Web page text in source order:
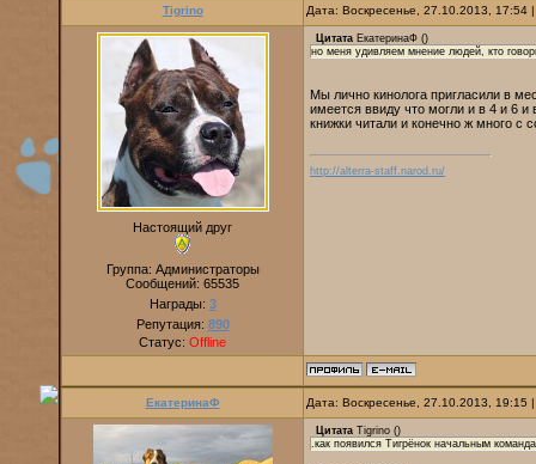
Tigrino Дата: Воскресенье, 27.10.2013,
Настоящий друг
Группа: Администраторы
Сообщений: 65535
Награды: 3
Репутация: 890
Статус: Offline
Цитата ЕкатеринаФ ()
но меня удивляем мнение людей, кто
Мы лично кинолога пригласили в
имеется ввиду что могли и в 4 и 6
книжки читали и конечно ж много с
http://alterra-staff.narod.ru/
ЕкатеринаФ Дата: Воскресенье, 27.10.2013,
Цитата Tigrino ()
.как появился Тигрёнок начальным